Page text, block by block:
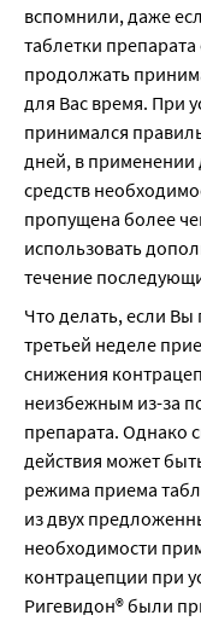
вспомнили, даже
таблетки
продолжать
для Вас время. При
принимался
дней, в
средств
пропущена более
использовать
течение
Что делать, если
третьей неделе
снижения
неизбежным из-за
препарата. Однако
действия может
режима приема
из двух
необходимости
контрацепции при
Ригевидон® были